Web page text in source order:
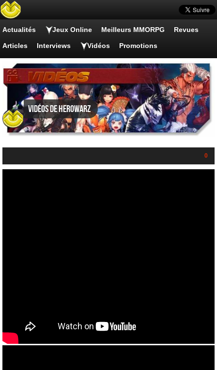
Actualités Jeux Online Meilleurs MMORPG Revues
Articles Interviews Vidéos Promotions
Vidéos de HeroWarz
0